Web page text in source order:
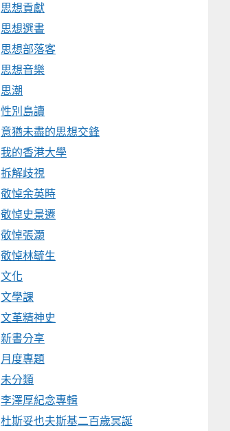
思想貢獻
思想選書
思想部落客
思想音樂
思潮
性別島讀
意猶未盡的思想交鋒
我的香港大學
拆解歧視
敬悼余英時
敬悼史景遷
敬悼張灝
敬悼林毓生
文化
文學課
文革精神史
新書分享
月度專題
未分類
李澤厚紀念專輯
杜斯妥也夫斯基二百歲冥誕